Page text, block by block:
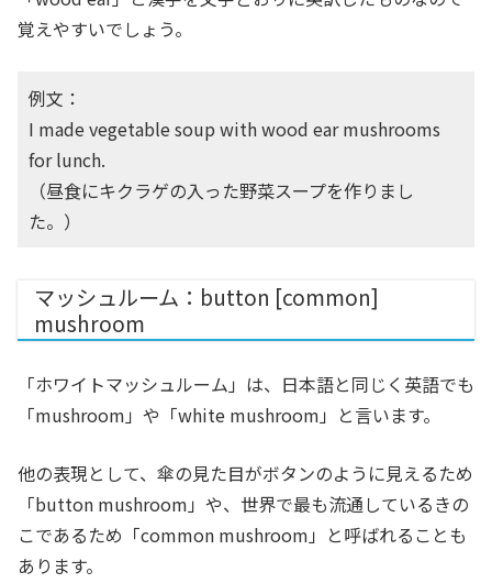
覚えやすいでしょう。
例文：
I made vegetable soup with wood ear mushrooms
for lunch.
（昼食にキクラゲの入った野菜スープを作りまし
た。）
マッシュルーム：button [common]
mushroom
「ホワイトマッシュルーム」は、日本語と同じく英語でも
「mushroom」や「white mushroom」と言います。
他の表現として、傘の見た目がボタンのように見えるため
「button mushroom」や、世界で最も流通しているきの
こであるため「common mushroom」と呼ばれることも
あります。